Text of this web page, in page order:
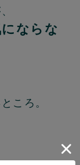
ならな
ころ。